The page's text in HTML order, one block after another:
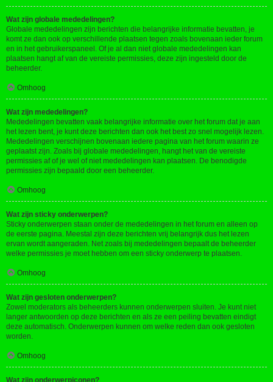
Wat zijn globale mededelingen?
Globale mededelingen zijn berichten die belangrijke informatie bevatten, je
komt ze dan ook op verschillende plaatsen tegen zoals bovenaan ieder forum
en in het gebruikerspaneel. Of je al dan niet globale mededelingen kan
plaatsen hangt af van de vereiste permissies, deze zijn ingesteld door de
beheerder.
Omhoog
Wat zijn mededelingen?
Mededelingen bevatten vaak belangrijke informatie over het forum dat je aan
het lezen bent, je kunt deze berichten dan ook het best zo snel mogelijk lezen.
Mededelingen verschijnen bovenaan iedere pagina van het forum waarin ze
geplaatst zijn. Zoals bij globale mededelingen, hangt het van de vereiste
permissies af of je wel of niet mededelingen kan plaatsen. De benodigde
permissies zijn bepaald door een beheerder.
Omhoog
Wat zijn sticky onderwerpen?
Sticky onderwerpen staan onder de mededelingen in het forum en alleen op
de eerste pagina. Meestal zijn deze berichten vrij belangrijk dus het lezen
ervan wordt aangeraden. Net zoals bij mededelingen bepaalt de beheerder
welke permissies je moet hebben om een sticky onderwerp te plaatsen.
Omhoog
Wat zijn gesloten onderwerpen?
Zowel moderators als beheerders kunnen onderwerpen sluiten. Je kunt niet
langer antwoorden op deze berichten en als ze een peiling bevatten eindigt
deze automatisch. Onderwerpen kunnen om welke reden dan ook gesloten
worden.
Omhoog
Wat zijn onderwerpiconen?